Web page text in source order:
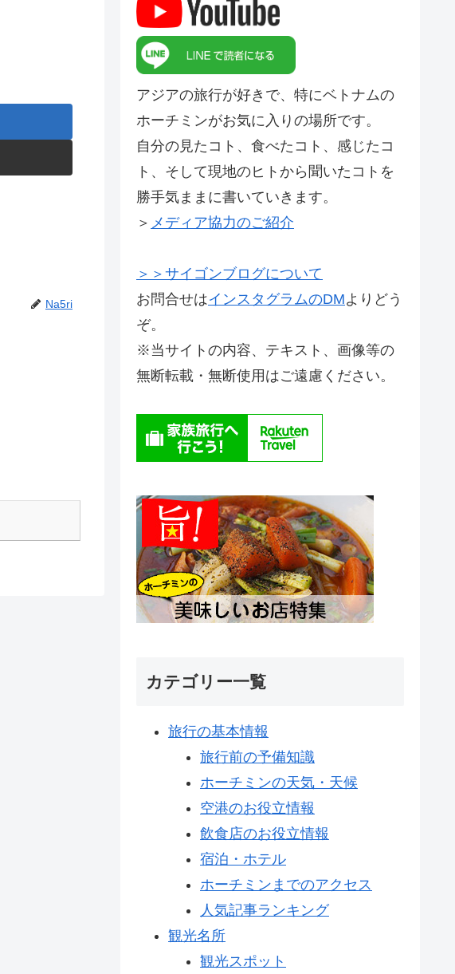
Na5ri
アジアの旅行が好きで、特にベトナムの
ホーチミンがお気に入りの場所です。
自分の見たコト、食べたコト、感じたコ
ト、そして現地のヒトから聞いたコトを
勝手気ままに書いていきます。
＞ メディア協力のご紹介
＞＞サイゴンブログについて
お問合せはインスタグラムのDMよりどう
ぞ。
※当サイトの内容、テキスト、画像等の
無断転載・無断使用はご遠慮ください。
カテゴリー一覧
旅行の基本情報
旅行前の予備知識
ホーチミンの天気・天候
空港のお役立情報
飲食店のお役立情報
宿泊・ホテル
ホーチミンまでのアクセス
人気記事ランキング
観光名所
観光スポット